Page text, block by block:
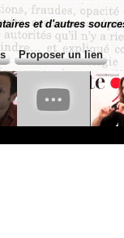
et d'autres
Proposer un lien